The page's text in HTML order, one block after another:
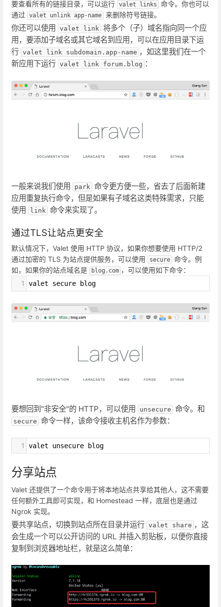
要查看所有的链接目录，可以运行 valet links
命令。你也可以
通过
valet unlink app-name 来删除符号链接。
你还可以使用 valet link 将多个（子）域名指向同一个应
用，要添加子域名或其它域名到应用，可以在应用目录下运
行 valet link subdomain.app-name ，如这里我们在一个
新应用下运行 valet link forum.blog ：
一般来说我们使用 park 命令更方便一些，省去了后面新建
应用重复执行命令，但是如果有子域名这类特殊需求，只能
使用
link 命令来实现了。
通过TLS让站点更安全
默认情况下，Valet 使用 HTTP 协议，如果你想要使用 HTTP/2
通过加密的 TLS 为站点提供服务，可以使用
secure 命令。例
如，如果你的站点域名是
blog.com ，可以使用如下命令：
1
valet secure blog
要想回到"非安全"的 HTTP，可以使用 unsecure 命令。和
secure 命令一样，该命令接收主机名作为参数：
1 valet unsecure blog
分享站点
Valet 还提供了一个命令用于将本地站点共享给其他人，这不需要
任何额外工具即可实现，和 Homestead 一样，底层也是通过
Ngrok 实现。
要共享站点，切换到站点所在目录并运行 valet share ，这
会生成一个可以公开访问的 URL 并插入剪贴板，以便你直接
复制到浏览器地址栏，就是这么简单：